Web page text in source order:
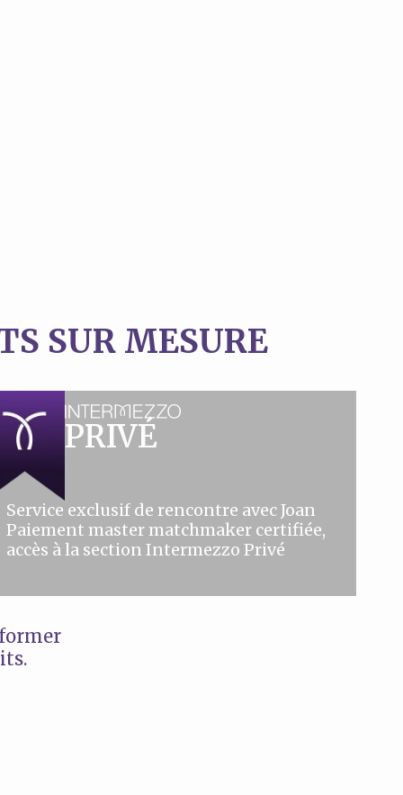
SUR MESURE
PRIVÉ
Service exclusif de rencontre avec Joan
Paiement master matchmaker certifiée,
accès à la section Intermezzo Privé